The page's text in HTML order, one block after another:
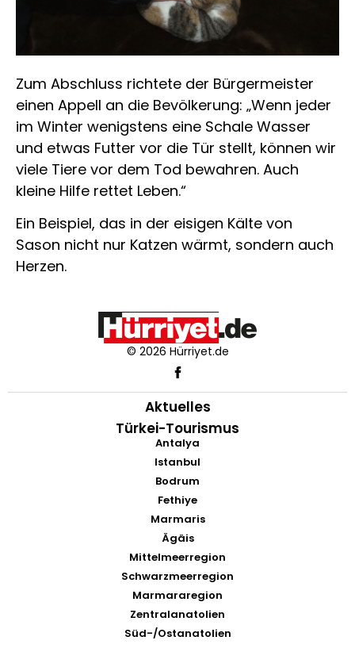
Zum Abschluss richtete der Bürgermeister
einen Appell an die Bevölkerung: „Wenn jeder
im Winter wenigstens eine Schale Wasser
und etwas Futter vor die Tür stellt, können wir
viele Tiere vor dem Tod bewahren. Auch
kleine Hilfe rettet Leben.“
Ein Beispiel, das in der eisigen Kälte von
Sason nicht nur Katzen wärmt, sondern auch
Herzen.
© 2026 Hürriyet.de
Aktuelles
Türkei-Tourismus
Antalya
Istanbul
Bodrum
Fethiye
Marmaris
Ägäis
Mittelmeerregion
Schwarzmeerregion
Marmararegion
Zentralanatolien
Süd-/Ostanatolien